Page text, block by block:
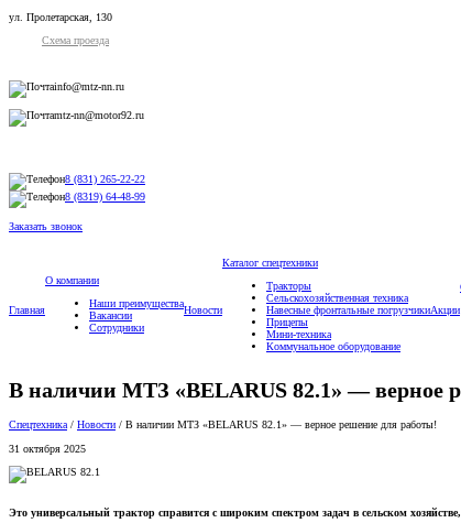
ул. Пролетарская, 130
Схема проезда
info@mtz-nn.ru
mtz-nn@motor92.ru
8 (831) 265-22-22
8 (8319) 64-48-99
Заказать звонок
Главная
О компании
Наши преимущества
Вакансии
Сотрудники
Новости
Каталог спецтехники
Тракторы
Сельскохозяйственная техника
Навесные фронтальные погрузчики
Прицепы
Мини-техника
Коммунальное оборудование
Акции
В наличии МТЗ «BELARUS 82.1» — верное
Спецтехника / Новости / В наличии МТЗ «BELARUS 82.1» — верное решение для работы!
31 октября 2025
Это универсальный трактор справится с широким спектром задач в сельском